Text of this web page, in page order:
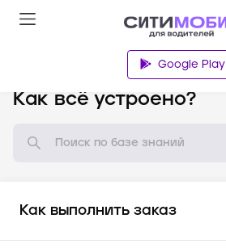
Google Play
Как всё устроено?
Как выполнить заказ